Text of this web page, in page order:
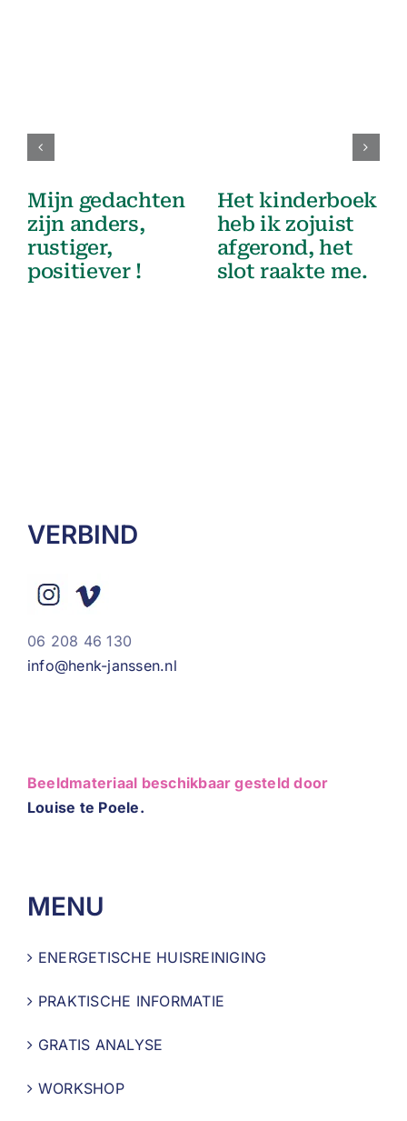
Mijn gedachten
zijn anders,
rustiger,
positiever !
Het kinderboek
heb ik zojuist
afgerond, het
slot raakte me.
VERBIND
06 208 46 130
info@henk-janssen.nl
Beeldmateriaal beschikbaar gesteld door
Louise te Poele.
MENU
ENERGETISCHE HUISREINIGING
PRAKTISCHE INFORMATIE
GRATIS ANALYSE
WORKSHOP